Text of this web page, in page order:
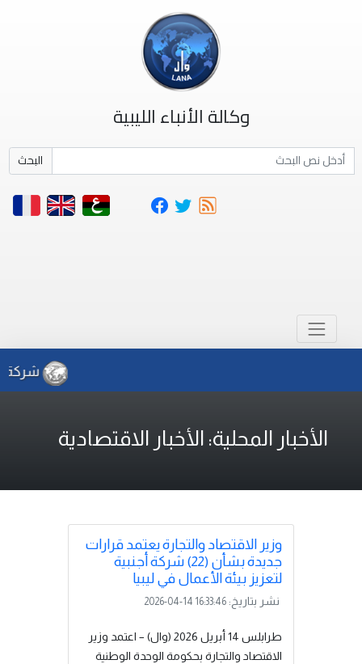
وكالة الأنباء الليبية
البحث
شركة
الأخبار المحلية: الأخبار الاقتصادية
وزير الاقتصاد والتجارة يعتمد قرارات
جديدة بشأن (22) شركة أجنبية
لتعزيز بيئة الأعمال في ليبيا
نشر بتاريخ:2026-04-14 16:33:46
طرابلس 14 أبريل 2026 (وال) – اعتمد وزير
الاقتصاد والتجارة بحكومة الوحدة الوطنية